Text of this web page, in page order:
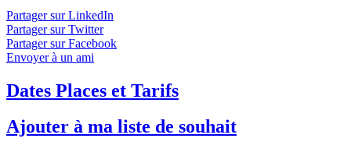
À l'Assaut de la Montagne
2
Cet été, partons à l’assaut des Alpes ! Partons à la découverte de
ses mille et une richesses.↓ Lire le descriptif détaillé plus bas ↓
Partager sur LinkedIn
Partager sur Twitter
Partager sur Facebook
Envoyer à un ami
Dates Places et Tarifs
Ajouter à ma liste de souhait